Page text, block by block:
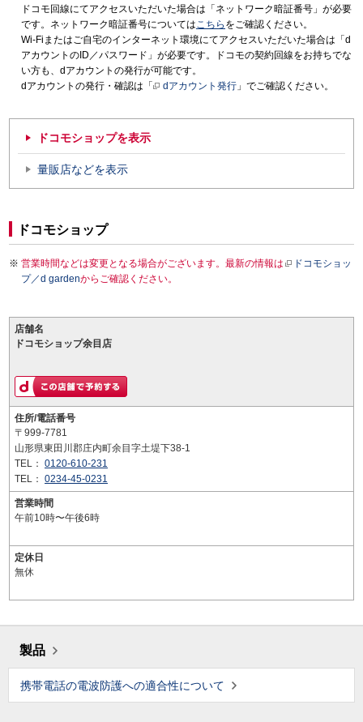
ドコモ回線にてアクセスいただいた場合は「ネットワーク暗証番号」が必要
です。ネットワーク暗証番号についてはこちら をご確認ください。
Wi-Fiまたはご自宅のインターネット環境にてアクセスいただいた場合は「d
アカウントのID／パスワード」が必要です。ドコモの契約回線をお持ちでな
い方も、dアカウントの発行が可能です。
dアカウントの発行・確認は「
dアカウント発行 」でご確認ください。
ドコモショップを表示
量販店などを表示
ドコモショップ
営業時間などは変更となる場合がございます。最新の情報は
ドコモショッ
プ／d gardenからご確認ください。
店舗名
ドコモショップ余目店
住所/電話番号
〒999-7781
山形県東田川郡庄内町余目字土堤下38-1
TEL： 0120-610-231
TEL： 0234-45-0231
営業時間
午前10時〜午後6時
定休日
無休
製品
携帯電話の電波防護への適合性について